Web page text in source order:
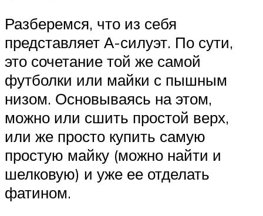
Разберемся, что из себя
представляет А-силуэт. По сути,
это сочетание той же самой
футболки или майки с пышным
низом. Основываясь на этом,
можно или сшить простой верх,
или же просто купить самую
простую майку (можно найти и
шелковую) и уже ее отделать
фатином.